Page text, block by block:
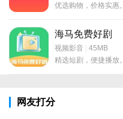
优选购物，价格实惠。
海马免费好剧
视频影音 | 45MB
精选短剧，便捷播放。
网友打分